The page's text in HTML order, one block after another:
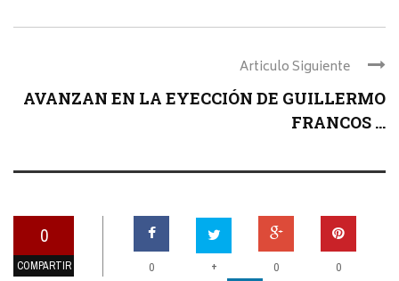
Articulo Siguiente
AVANZAN EN LA EYECCIÓN DE GUILLERMO
FRANCOS ...
0
COMPARTIR 0 + 0 0